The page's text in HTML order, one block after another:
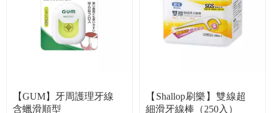
【GUM】牙周護理牙線
含蠟滑順型
【Shallop刷樂】雙線超
細滑牙線棒（250入）